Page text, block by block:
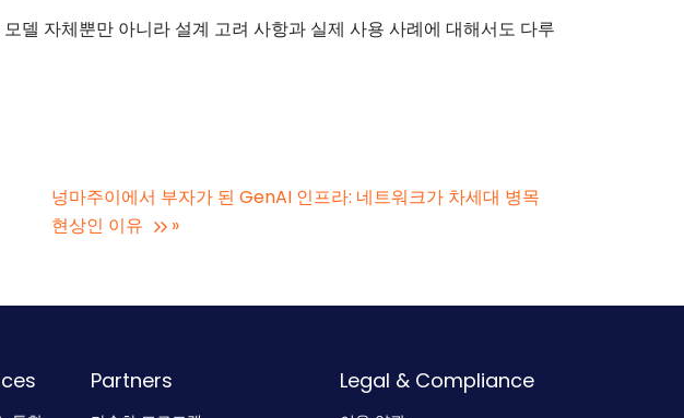
델 자체뿐만 아니라 설계 고려 사항과 실제 사용 사례에 대해서도 다루
넝마주이에서 부자가 된 GenAI 인프라: 네트워크가 차세대 병목
현상인 이유
»
Partners Legal & Compliance